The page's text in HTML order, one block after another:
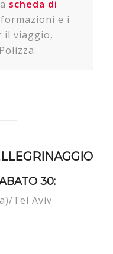
scheda di
e i
il viaggio,
30:
Tel Aviv